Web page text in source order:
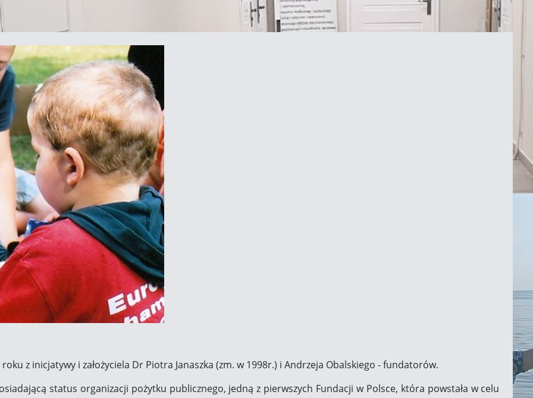
Warsztat Terapii Zajęciowej
w Koninie
z inicjatywy i założyciela Dr Piotra Janaszka (zm. w 1998r.) i Andrzeja Obalskiego - fundatorów.
status organizacji pożytku publicznego, jedną z pierwszych Fundacji w Polsce, która powstała w celu